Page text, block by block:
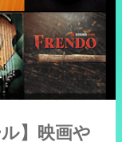
】映画や